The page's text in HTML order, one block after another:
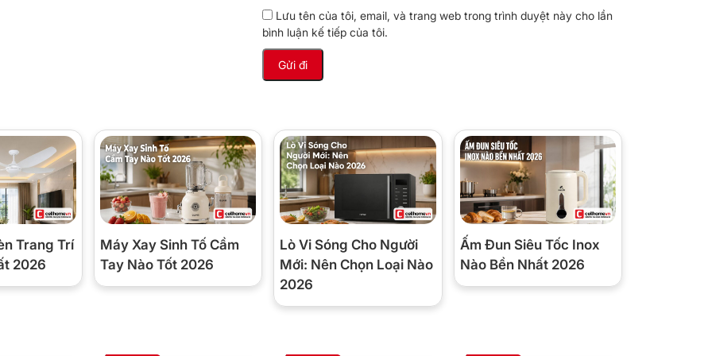
có cả chế độ sưởi ấm với công
có thể dùng chính chiếc điều hòa
lợi thế lớn giúp tối ưu chi phí đầu tư và
làm việc.
đạt 6,5 là mức cao trong phân khúc
khi bạn sử dụng máy nhiều giờ mỗi
Lưu tên của tôi, email, và trang web trong trình duyệt này cho lần
bình luận kế tiếp của tôi.
Trang Trí
2026
Máy Xay Sinh Tố Cầm
Tay Nào Tốt 2026
Lò Vi Sóng Cho Người
Mới: Nên Chọn Loại Nào
2026
Ấm Đun Siêu Tốc Inox
Nào Bền Nhất 2026